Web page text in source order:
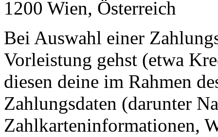
1200 Wien, Österreich
Bei Auswahl einer
Vorleistung gehst (etwa
diesen deine im Rahmen
Zahlungsdaten (darunter
Zahlkarteninformationen,